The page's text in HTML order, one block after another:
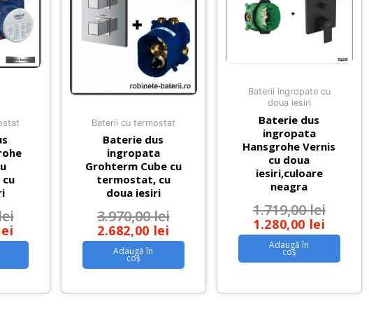
Baterii cu termostat
Baterie dus
ingropata
Grohterm Cube cu
termostat, cu
doua iesiri
3.970,00lei
2.682,00 lei
Adaugă în
coș
Baterii ingropate cu
doua iesiri
Baterie dus
ingropata
Hansgrohe Vernis
cu doua
iesiri,culoare
neagra
1.719,00lei
1.280,00 lei
Adaugă în
coș